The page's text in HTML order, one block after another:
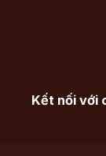
Kết nối với